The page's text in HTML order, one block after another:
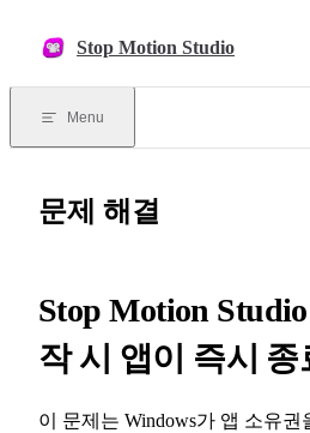
Stop Motion Studio
Menu
문제 해결
Stop Motion
작 시 앱이 즉시 종
이 문제는 Windows가 앱 소유